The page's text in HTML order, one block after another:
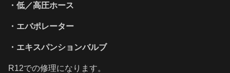
・低／高圧ホース
・エバポレーター
・エキスパンションバルブ
R12での修理になります。